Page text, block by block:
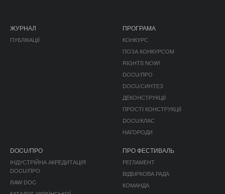
ЖУРНАЛ
ПУБЛІКАЦІЇ
ПРОГРАМА
КОНКУРС
ПОЗА КОНКУРСОМ
RIGHTS NOW!
DOCU/ПРО
DOCU/СИНТЕЗ
ДЕКОНСТРУКЦІЇ
ПРОСТІ КОНСТРУКЦІЇ
DOCU/КЛАС
НАГОРОДИ
DOCU/ПРО
ІНДУСТРІЙНА АКРЕДИТАЦІЯ
DOCU/ПРО
RAW DOC
ПРО ФЕСТИВАЛЬ
РЕГЛАМЕНТ
ВІДБІРКОВА РАДА
КОМАНДА